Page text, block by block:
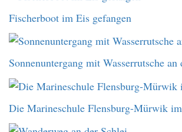
Fischerboot im Eis gefangen
Sonnenuntergang mit Wasserrutsche an
Die Marineschule Flensburg-Mürwik